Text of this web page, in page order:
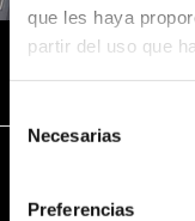
que les haya
partir del uso que
Necesarias
Preferencias
Casino